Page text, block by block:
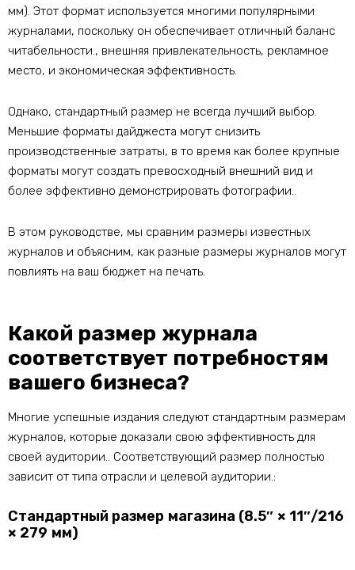
мм). Этот формат используется многими популярными
журналами, поскольку он обеспечивает отличный баланс
читабельности., внешняя привлекательность, рекламное
место, и экономическая эффективность.
Однако, стандартный размер не всегда лучший выбор.
Меньшие форматы дайджеста могут снизить
производственные затраты, в то время как более крупные
форматы могут создать превосходный внешний вид и
более эффективно демонстрировать фотографии..
В этом руководстве, мы сравним размеры известных
журналов и объясним, как разные размеры журналов могут
повлиять на ваш бюджет на печать.
Какой размер журнала
соответствует потребностям
вашего бизнеса?
Многие успешные издания следуют стандартным размерам
журналов, которые доказали свою эффективность для
своей аудитории.. Соответствующий размер полностью
зависит от типа отрасли и целевой аудитории.:
Стандартный размер магазина (8.5″ × 11″/216
× 279 мм)